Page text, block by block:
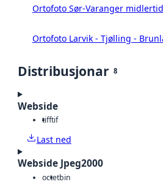
Ortofoto Sør-Varanger
Ortofoto Larvik - Tjølling -
Distribusjonar 8
Webside
tifftif
Last ned
Webside Jpeg2000
octetbin